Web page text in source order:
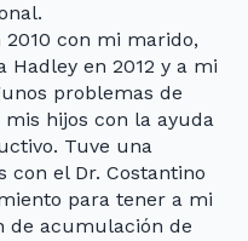
2010 con mi marido,
Hadley en 2012 y a mi
problemas de
hijos con la ayuda
Tuve una
con el Dr. Costantino
para tener a mi
de acumulación de